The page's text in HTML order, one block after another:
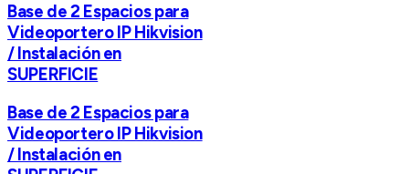
Base de 2 Espacios para
Videoportero IP Hikvision
/ Instalación en
SUPERFICIE
Base de 2 Espacios para
Videoportero IP Hikvision
/ Instalación en